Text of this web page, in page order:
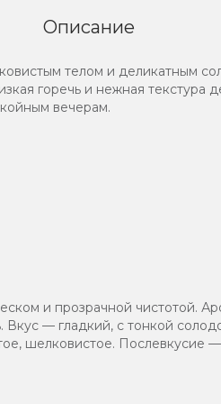
Описание
телом и деликатным
горечь и нежная текстура
вечерам.
и прозрачной чистотой.
— гладкий, с тонкой
шелковистое.